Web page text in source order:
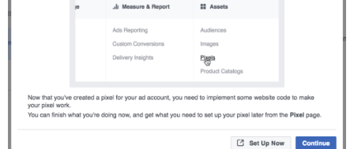
sebagai berikut :